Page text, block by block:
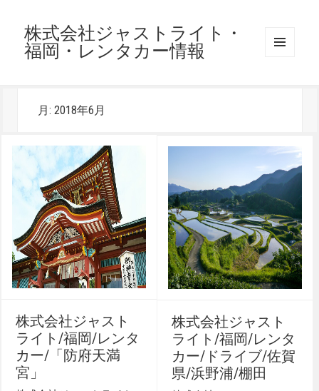
株式会社ジャストライト・
福岡・レンタカー情報
月: 2018年6月
株式会社ジャスト
ライト/福岡/レンタ
カー/「防府天満
宮」
株式会社ジャスト
ライト/福岡/レンタ
カー/ドライブ/佐賀
県/浜野浦/棚田